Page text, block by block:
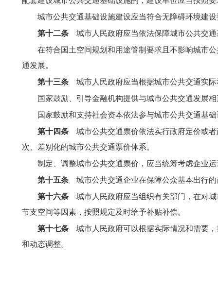
城市公共交通基础设施建设应当符合无障碍环境建
第十二条 城市人民政府应当依法保障城市公共交
在符合国土空间规划和用途管制要求且不影响城市
通发展。
第十三条 城市人民政府应当根据城市公共交通实
国家鼓励、引导金融机构提供与城市公共交通发展
国家鼓励和支持社会资本依法参与城市公共交通基
第十四条 城市公共交通票价依法实行政府定价或
次、差别化的城市公共交通票价体系。
制定、调整城市公共交通票价，应当统筹考虑企业
第十五条 城市公共交通企业在保障公众基本出行
第十六条 城市人民政府应当组织有关部门，在对
节支空间等因素，按照规定及时给予补贴补偿。
第十七条 城市人民政府可以根据实际情况和需要
和动态调整。